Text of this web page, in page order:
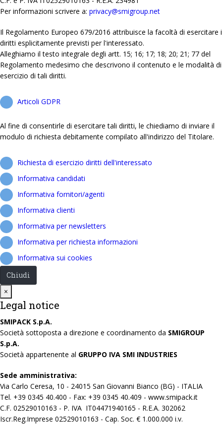
Per informazioni scrivere a: privacy@smigroup.net
Il Regolamento Europeo 679/2016 attribuisce la facoltà di esercitare i
diritti esplicitamente previsti per l'interessato.
Alleghiamo il testo integrale degli artt. 15; 16; 17; 18; 20; 21; 77 del
Regolamento medesimo che descrivono il contenuto e le modalità di
esercizio di tali diritti.
Articoli GDPR
Al fine di consentirle di esercitare tali diritti, le chiediamo di inviare il
modulo di richiesta debitamente compilato all'indirizzo del Titolare.
Richiesta di esercizio diritti dell'interessato
Informativa candidati
Informativa fornitori/agenti
Informativa clienti
Informativa per newsletters
Informativa per richiesta informazioni
Informativa sui cookies
Chiudi
×
Legal notice
SMIPACK S.p.A.
Società sottoposta a direzione e coordinamento da SMIGROUP
S.p.A.
Società appartenente al GRUPPO IVA SMI INDUSTRIES
Sede amministrativa:
Via Carlo Ceresa, 10 - 24015 San Giovanni Bianco (BG) - ITALIA
Tel. +39 0345 40.400 - Fax: +39 0345 40.409 - www.smipack.it
C.F. 02529010163 - P. IVA IT04471940165 - R.E.A. 302062
Iscr.Reg.Imprese 02529010163 - Cap. Soc. € 1.000.000 i.v.